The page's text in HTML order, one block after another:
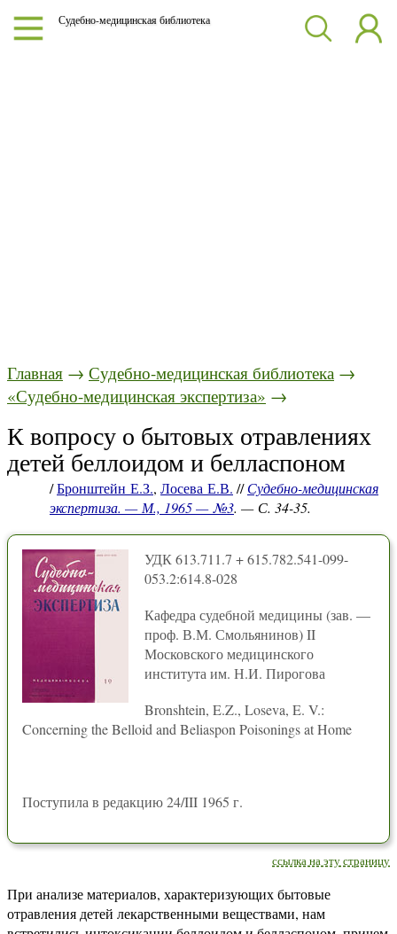
Судебно-медицинская библиотека
Главная → Судебно-медицинская библиотека →
«Судебно-медицинская экспертиза» →
К вопросу о бытовых отравлениях
детей беллоидом и белласпоном
/Бронштейн Е.З., Лосева Е.В. //Судебно-медицинская
экспертиза. — М., 1965 — №3. — С. 34-35.
УДК 613.711.7 + 615.782.541-099-
053.2:614.8-028
Кафедра судебной медицины (зав. —
проф. В.М. Смольянинов) II
Московского медицинского
института им. Н.И. Пирогова
Bronshtein, E.Z., Loseva, E. V.:
Concerning the Belloid and Beliaspon Poisonings at Home
Поступила в редакцию 24/III 1965 г.
ссылка на эту страницу
При анализе материалов, характеризующих бытовые
отравления детей лекарственными веществами, нам